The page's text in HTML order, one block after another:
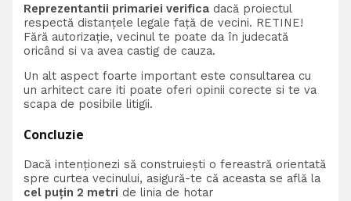
Reprezentantii primariei verifica dacă proiectul
respectă distanțele legale față de vecini. RETINE!
Fără autorizație, vecinul te poate da în judecată
oricând si va avea castig de cauza.
Un alt aspect foarte important este consultarea cu
un arhitect care iti poate oferi opinii corecte si te va
scapa de posibile litigii.
Concluzie
Dacă intenționezi să construiești o fereastră orientată
spre curtea vecinului, asigură-te că aceasta se află la
cel puțin 2 metri de linia de hotar